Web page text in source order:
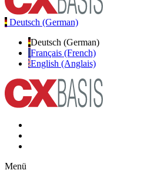
Deutsch (German)
Deutsch (German)
Français (French)
English (Anglais)
Menü